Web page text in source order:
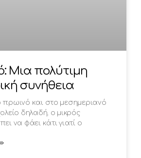
Μια πολύτιμη
συνήθεια
και στο μεσημεριανό
δηλαδή, ο μικρός
να φάει κάτι γιατί ο